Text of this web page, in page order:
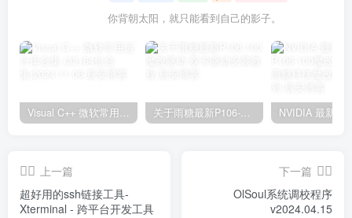
你背朝太阳，就只能看到自己的影子。
Visual C++ 微软常用运行库合集 (32+64位合集)2024.11.06 关于雨糖最新P106-100魔改驱动 双卡驱动安装教程
上一篇
超好用的ssh链接工具-
Xterminal - 跨平台开发工具
下一篇
OlSoul系统调校程序
v2024.04.15